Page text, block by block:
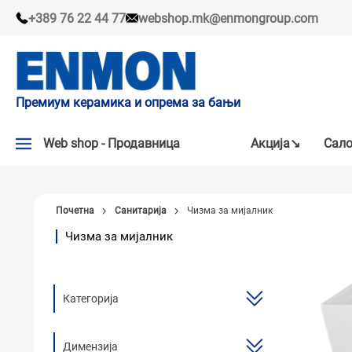
+389 76 22 44 77 webshop.mk@enmongroup.com
Премиум керамика и опрема за бањи
Web shop - Продавница
НАШИ ПРЕПОРАКИ
САНИТАРИЈА
Акцијa↘
Почетна Санитарија Чизма за мијалник
Чизма за мијалник
Категорија
Димензија